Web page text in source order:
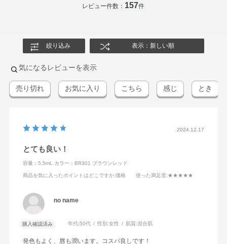
レビュー件数： 157件
絞り込み 表示：新しい順
気になるレビューを表示
売り切れ お気に入り こちら 感じ とき
2024.12.17
とても良い！
容量：5.5mL カラー：BR301 ブラウンレッド
商品を気に入ったポイントはどこですか:価格 使った満足度:★★★★★
no name
購入確認済み 年代:50代 性別:女性 肌質:混合肌
発色もよく、唇も潤います。コスパ良しです！